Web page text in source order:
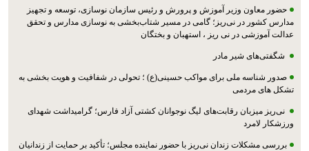
حضور معاون وزیر آموزش و پرورش و رئیس سازمان نوسازی، توسعه و تجهیز
مدارس کشور در نی‌ریز؛ گامی در مسیر شتاب‌بخشی به نوسازی مدارس و تحقق
عدالت آموزشی در نی ریز ، استهبان و بختگان
شگفتی‌های شیر مادر
صدور شناسه ملی برای مواکب حسینی(ع) ؛ تحولی در شفافیت و هویت بخشی به
تشکل های مردمی
نی‌ریز میزبان رقابت‌های لیگ نوجوانان کشتی آزاد فارس؛ گرامیداشت شهدای
ورزشکار لامرد
بررسی مشکلات زندان نی‌ریز با حضور نماینده مجلس؛ تأکید بر حمایت از زندانیان